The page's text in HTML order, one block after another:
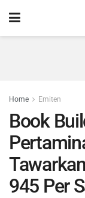
Home Emiten
Book
945 Per